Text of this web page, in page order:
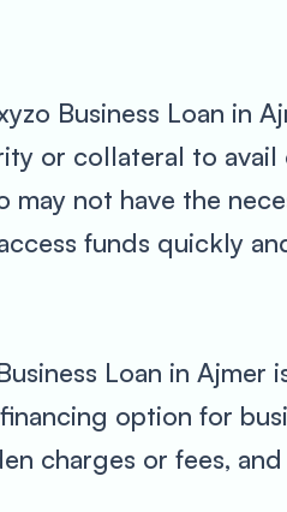
Business Loan in
or collateral to
may not have the
funds quickly
Loan in
option for
charges or fees,